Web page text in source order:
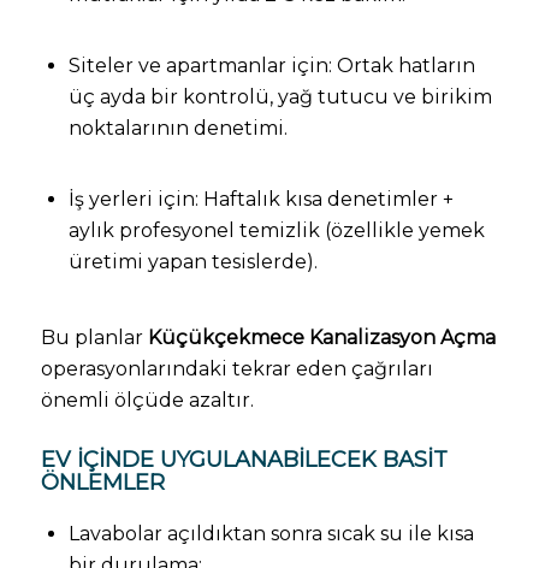
Siteler ve apartmanlar için: Ortak hatların
üç ayda bir kontrolü, yağ tutucu ve birikim
noktalarının denetimi.
İş yerleri için: Haftalık kısa denetimler +
aylık profesyonel temizlik (özellikle yemek
üretimi yapan tesislerde).
Bu planlar Küçükçekmece Kanalizasyon Açma
operasyonlarındaki tekrar eden çağrıları
önemli ölçüde azaltır.
EV İÇINDE UYGULANABILECEK BASIT
ÖNLEMLER
Lavabolar açıldıktan sonra sıcak su ile kısa